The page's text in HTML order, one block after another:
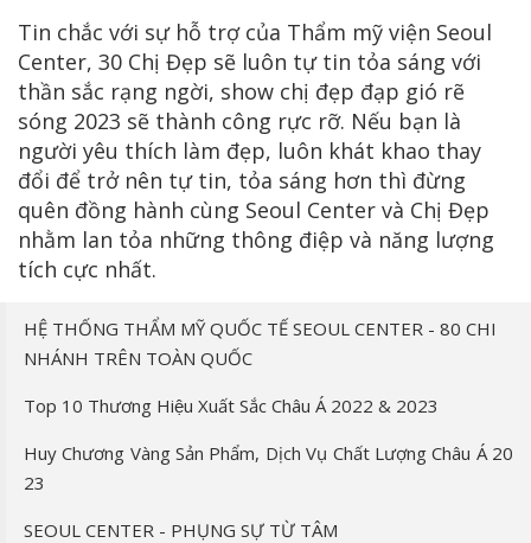
Tin chắc với sự hỗ trợ của Thẩm mỹ viện Seoul
Center, 30 Chị Đẹp sẽ luôn tự tin tỏa sáng với
thần sắc rạng ngời, show chị đẹp đạp gió rẽ
sóng 2023 sẽ thành công rực rỡ. Nếu bạn là
người yêu thích làm đẹp, luôn khát khao thay
đổi để trở nên tự tin, tỏa sáng hơn thì đừng
quên đồng hành cùng Seoul Center và Chị Đẹp
nhằm lan tỏa những thông điệp và năng lượng
tích cực nhất.
HỆ THỐNG THẨM MỸ QUỐC TẾ SEOUL CENTER - 80 CHI
NHÁNH TRÊN TOÀN QUỐC
Top 10 Thương Hiệu Xuất Sắc Châu Á 2022 & 2023
Huy Chương Vàng Sản Phẩm, Dịch Vụ Chất Lượng Châu Á 20
23
SEOUL CENTER - PHỤNG SỰ TỪ TÂM